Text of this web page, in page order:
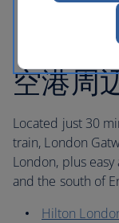
ロン
空港周
Located just 30
train, London
London, plus
and the south of
Hilton